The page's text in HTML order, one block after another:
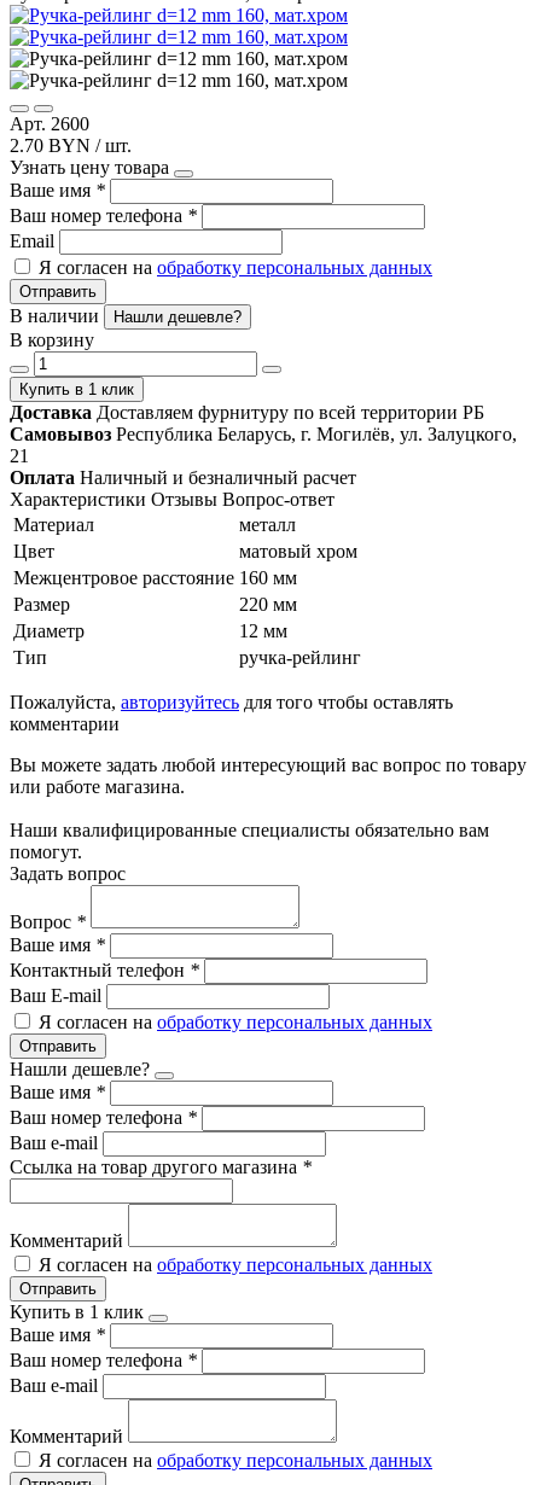
Арт. 2600
2.70 BYN / шт.
Узнать цену товара
Ваше имя *
Ваш номер телефона *
Email
Я согласен на обработку персональных данных
Отправить
В наличии Нашли дешевле?
В корзину
Купить в 1 клик
Доставка Доставляем фурнитуру по всей территории РБ
Самовывоз Республика Беларусь, г. Могилёв, ул. Залуцкого,
21
Оплата Наличный и безналичный расчет
Характеристики Отзывы Вопрос-ответ
Материал
металл
Цвет
матовый хром
Межцентровое расстояние 160 мм
Размер
220 мм
Диаметр
12 мм
Тип
ручка-рейлинг
Пожалуйста, авторизуйтесь для того чтобы оставлять
комментарии
Вы можете задать любой интересующий вас вопрос по товару
или работе магазина.
Наши квалифицированные специалисты обязательно вам
помогут.
Задать вопрос
Вопрос *
Ваше имя *
Контактный телефон *
Ваш E-mail
Я согласен на обработку персональных данных
Отправить
Нашли дешевле?
Ваше имя *
Ваш номер телефона *
Ваш e-mail
Ссылка на товар другого магазина *
Комментарий
Я согласен на обработку персональных данных
Отправить
Купить в 1 клик
Ваше имя *
Ваш номер телефона *
Ваш e-mail
Комментарий
Я согласен на обработку персональных данных